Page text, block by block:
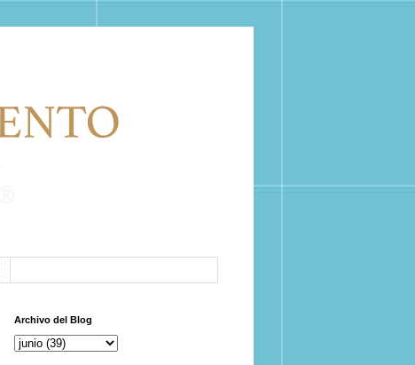
Archivo del Blog